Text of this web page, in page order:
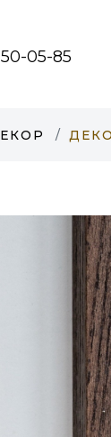
05-85